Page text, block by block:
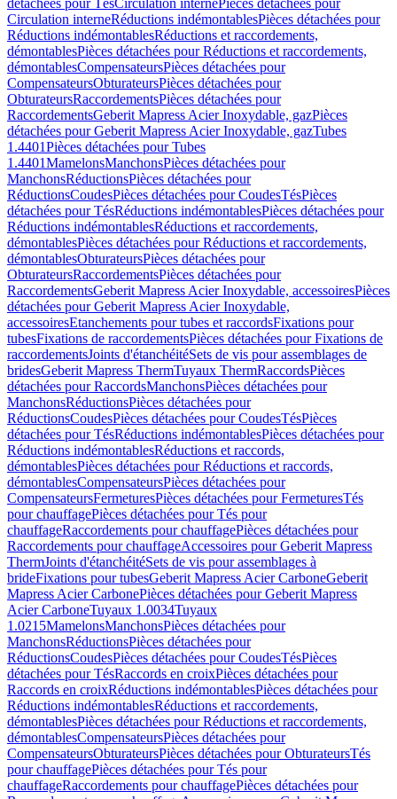
détachées pour TésCirculation internePièces détachées pour
Circulation interneRéductions indémontablesPièces détachées pour
Réductions indémontablesRéductions et raccordements,
démontablesPièces détachées pour Réductions et raccordements,
démontablesCompensateursPièces détachées pour
CompensateursObturateursPièces détachées pour
ObturateursRaccordementsPièces détachées pour
RaccordementsGeberit Mapress Acier Inoxydable, gazPièces
détachées pour Geberit Mapress Acier Inoxydable, gazTubes
1.4401Pièces détachées pour Tubes
1.4401MamelonsManchonsPièces détachées pour
ManchonsRéductionsPièces détachées pour
RéductionsCoudesPièces détachées pour CoudesTésPièces
détachées pour TésRéductions indémontablesPièces détachées pour
Réductions indémontablesRéductions et raccordements,
démontablesPièces détachées pour Réductions et raccordements,
démontablesObturateursPièces détachées pour
ObturateursRaccordementsPièces détachées pour
RaccordementsGeberit Mapress Acier Inoxydable, accessoiresPièces
détachées pour Geberit Mapress Acier Inoxydable,
accessoiresEtanchements pour tubes et raccordsFixations pour
tubesFixations de raccordementsPièces détachées pour Fixations de
raccordementsJoints d'étanchéitéSets de vis pour assemblages de
bridesGeberit Mapress ThermTuyaux ThermRaccordsPièces
détachées pour RaccordsManchonsPièces détachées pour
ManchonsRéductionsPièces détachées pour
RéductionsCoudesPièces détachées pour CoudesTésPièces
détachées pour TésRéductions indémontablesPièces détachées pour
Réductions indémontablesRéductions et raccords,
démontablesPièces détachées pour Réductions et raccords,
démontablesCompensateursPièces détachées pour
CompensateursFermeturesPièces détachées pour FermeturesTés
pour chauffagePièces détachées pour Tés pour
chauffageRaccordements pour chauffagePièces détachées pour
Raccordements pour chauffageAccessoires pour Geberit Mapress
ThermJoints d'étanchéitéSets de vis pour assemblages à
brideFixations pour tubesGeberit Mapress Acier CarboneGeberit
Mapress Acier CarbonePièces détachées pour Geberit Mapress
Acier CarboneTuyaux 1.0034Tuyaux
1.0215MamelonsManchonsPièces détachées pour
ManchonsRéductionsPièces détachées pour
RéductionsCoudesPièces détachées pour CoudesTésPièces
détachées pour TésRaccords en croixPièces détachées pour
Raccords en croixRéductions indémontablesPièces détachées pour
Réductions indémontablesRéductions et raccordements,
démontablesPièces détachées pour Réductions et raccordements,
démontablesCompensateursPièces détachées pour
CompensateursObturateursPièces détachées pour ObturateursTés
pour chauffagePièces détachées pour Tés pour
chauffageRaccordements pour chauffagePièces détachées pour